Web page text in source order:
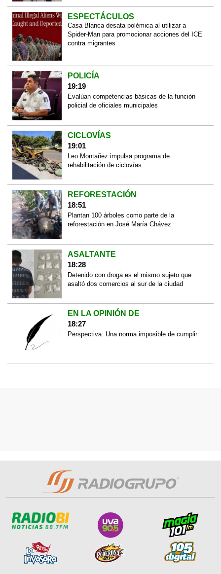
ESPECTÁCULOS
Casa Blanca desata polémica al utilizar a
Spider-Man para promocionar acciones del ICE
contra migrantes
POLICÍA
19:19
Evalúan competencias básicas de la función
policial de oficiales municipales
CICLOVÍAS
19:01
Leo Montañez impulsa programa de
rehabilitación de ciclovías
REFORESTACIÓN
18:51
Plantan 100 árboles como parte de la
reforestación en José María Chávez
ASALTANTE
18:28
Detenido con droga es el mismo sujeto que
asaltó dos comercios al sur de la ciudad
EN LA OPINIÓN DE
18:27
Perspectiva: Una norma imposible de cumplir